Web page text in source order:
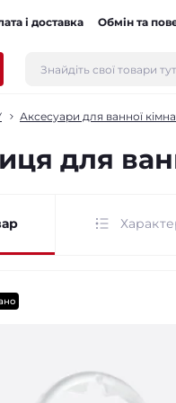
і доставка Обмін та
Аксесуари для ванної
для